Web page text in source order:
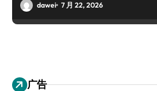
dawei 7 月 22, 2026
广告